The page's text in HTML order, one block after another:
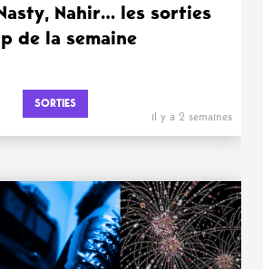
Nahir… les sorties
de la semaine
SORTIES
il y a 2 semaines